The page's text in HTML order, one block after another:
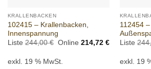
KRALLENBACKEN
102415 – Krallenbacken,
Innenspannung
Liste 244,00€ Ursprünglicher
244,00 €
Online 214,72 €Aktueller
214,72 €.
exkl. 19 % MwSt.
112454
Liste
exkl. 19